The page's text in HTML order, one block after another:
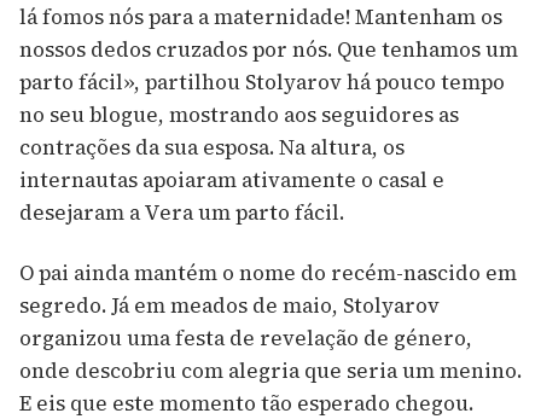
lá fomos nós para a maternidade! Mantenham os
nossos dedos cruzados por nós. Que tenhamos um
parto fácil», partilhou Stolyarov há pouco tempo
no seu blogue, mostrando aos seguidores as
contrações da sua esposa. Na altura, os
internautas apoiaram ativamente o casal e
desejaram a Vera um parto fácil.
O pai ainda mantém o nome do recém-nascido em
segredo. Já em meados de maio, Stolyarov
organizou uma festa de revelação de género,
onde descobriu com alegria que seria um menino.
E eis que este momento tão esperado chegou.